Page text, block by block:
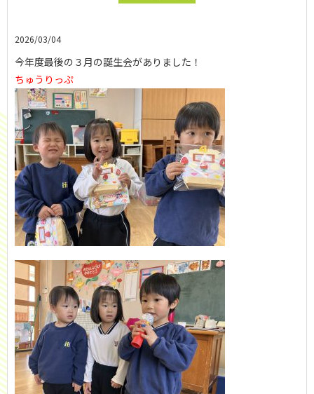
2026/03/04
今年度最後の３月の誕生会がありました！
ちゅうりっぷ